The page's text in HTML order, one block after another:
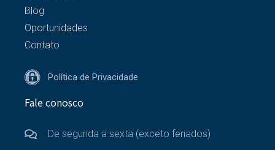
Blog
Oportunidades
Contato
Política de Privacidade
Fale conosco
De segunda a sexta (exceto feriados)